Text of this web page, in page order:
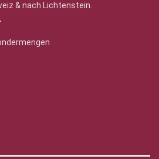
& nach Lichtenstein.